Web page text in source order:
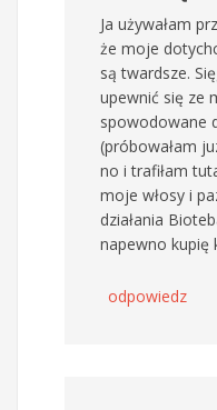
Ja używałam
że moje
są twardsze.
upewnić się ze
spowodowane
(próbowałam
no i trafiłam
moje włosy i
działania
napewno kupię
odpowiedz